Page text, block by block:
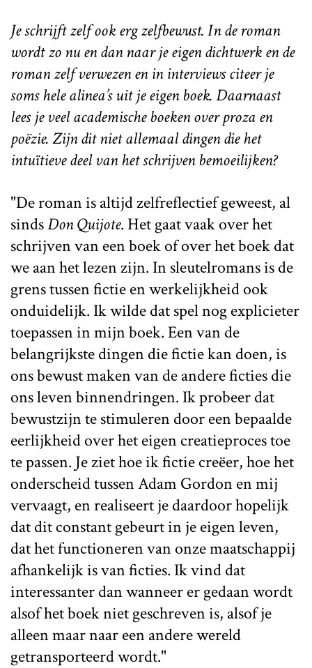
Je schrijft zelf ook erg zelfbewust. In de roman
wordt zo nu en dan naar je eigen dichtwerk en de
roman zelf verwezen en in interviews citeer je
soms hele alinea’s uit je eigen boek. Daarnaast
lees je veel academische boeken over proza en
poëzie. Zijn dit niet allemaal dingen die het
intuïtieve deel van het schrijven bemoeilijken?
"De roman is altijd zelfreflectief geweest, al
sindsDon Quijote. Het gaat vaak over het
schrijven van een boek of over het boek dat
we aan het lezen zijn. In sleutelromans is de
grens tussen fictie en werkelijkheid ook
onduidelijk. Ik wilde dat spel nog explicieter
toepassen in mijn boek. Een van de
belangrijkste dingen die fictie kan doen, is
ons bewust maken van de andere ficties die
ons leven binnendringen. Ik probeer dat
bewustzijn te stimuleren door een bepaalde
eerlijkheid over het eigen creatieproces toe
te passen. Je ziet hoe ik fictie creëer, hoe het
onderscheid tussen Adam Gordon en mij
vervaagt, en realiseert je daardoor hopelijk
dat dit constant gebeurt in je eigen leven,
dat het functioneren van onze maatschappij
afhankelijk is van ficties. Ik vind dat
interessanter dan wanneer er gedaan wordt
alsof het boek niet geschreven is, alsof je
alleen maar naar een andere wereld
getransporteerd wordt."